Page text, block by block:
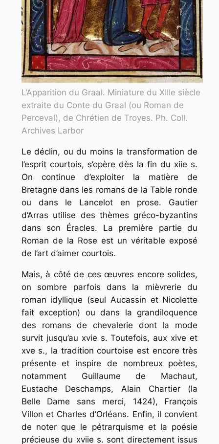
L’Apparition du Graal. Miniature du XIIIe siècle
extraite du Conte du Graal (ou Roman de
Perceval), de Chrétien de Troyes. Ph. Coll.
Archives Larbor
Le déclin, ou du moins la transformation de
l’esprit courtois, s’opère dès la fin du xiie s.
On continue d’exploiter la matière de
Bretagne dans les romans de la Table ronde
ou dans le Lancelot en prose. Gautier
d’Arras utilise des thèmes gréco-byzantins
dans son Éracles. La première partie du
Roman de la Rose est un véritable exposé
de l’art d’aimer courtois.
Mais, à côté de ces œuvres encore solides,
on sombre parfois dans la mièvrerie du
roman idyllique (seul Aucassin et Nicolette
fait exception) ou dans la grandiloquence
des romans de chevalerie dont la mode
survit jusqu’au xvie s. Toutefois, aux xive et
xve s., la tradition courtoise est encore très
présente et inspire de nombreux poètes,
notamment Guillaume de Machaut,
Eustache Deschamps, Alain Chartier (la
Belle Dame sans merci, 1424), François
Villon et Charles d’Orléans. Enfin, il convient
de noter que le pétrarquisme et la poésie
précieuse du xviie s. sont directement issus